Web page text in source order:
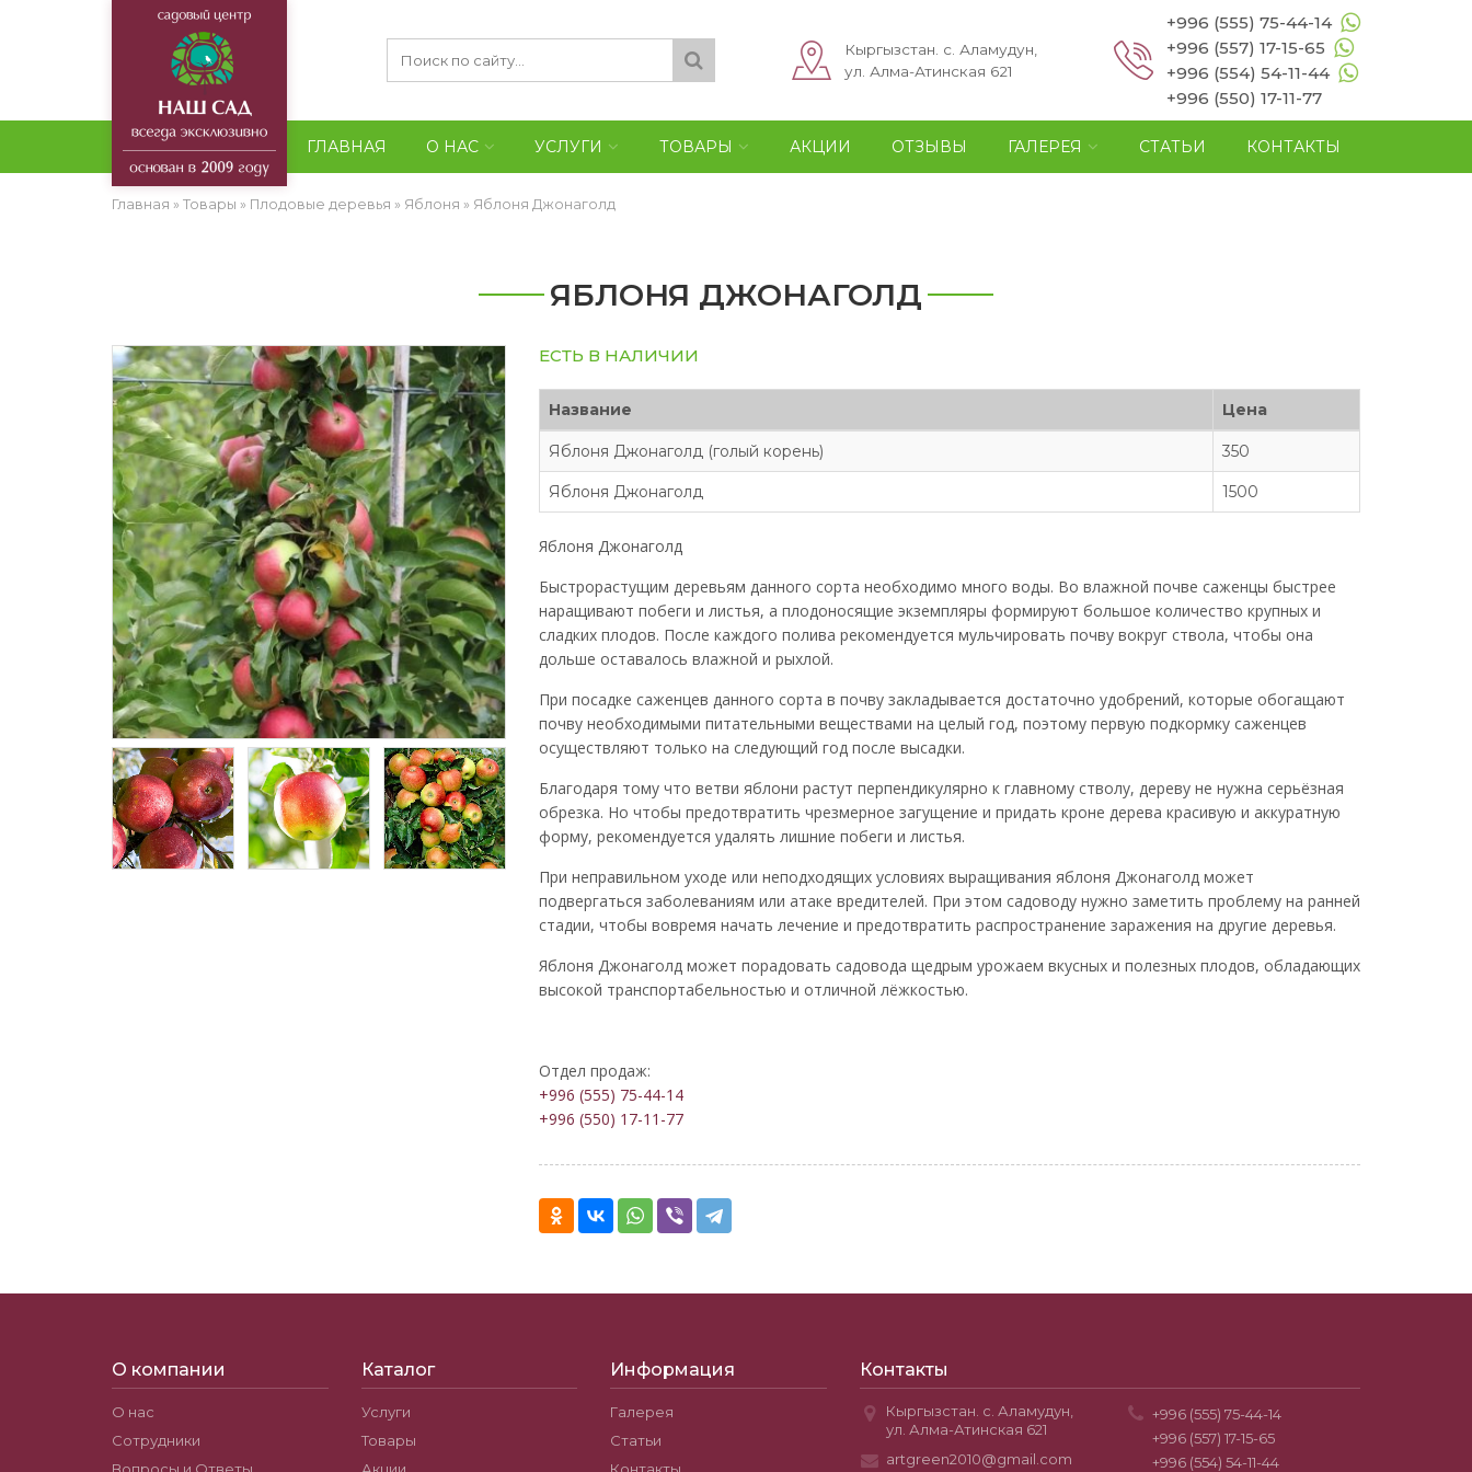
Кыргызстан. с. Аламудун,
ул. Алма-Атинская 621
+996 (555) 75-44-14
+996 (557) 17-15-65
+996 (554) 54-11-44
+996 (550) 17-11-77
ГЛАВНАЯ О НАС УСЛУГИ ТОВАРЫ АКЦИИ ОТЗЫВЫ ГАЛЕРЕЯ СТАТЬИ КОНТАКТЫ
Главная » Товары » Плодовые деревья » Яблоня » Яблоня Джонаголд
ЯБЛОНЯ ДЖОНАГОЛД
ЕСТЬ В НАЛИЧИИ
Название Цена
Яблоня Джонаголд (голый корень) 350
Яблоня Джонаголд 1500
Яблоня Джонаголд
Быстрорастущим деревьям данного сорта необходимо много воды. Во влажной почве саженцы быстрее
наращивают побеги и листья, а плодоносящие экземпляры формируют большое количество крупных и
сладких плодов. После каждого полива рекомендуется мульчировать почву вокруг ствола, чтобы она
дольше оставалось влажной и рыхлой.
При посадке саженцев данного сорта в почву закладывается достаточно удобрений, которые обогащают
почву необходимыми питательными веществами на целый год, поэтому первую подкормку саженцев
осуществляют только на следующий год после высадки.
Благодаря тому что ветви яблони растут перпендикулярно к главному стволу, дереву не нужна серьёзная
обрезка. Но чтобы предотвратить чрезмерное загущение и придать кроне дерева красивую и аккуратную
форму, рекомендуется удалять лишние побеги и листья.
При неправильном уходе или неподходящих условиях выращивания яблоня Джонаголд может
подвергаться заболеваниям или атаке вредителей. При этом садоводу нужно заметить проблему на ранней
стадии, чтобы вовремя начать лечение и предотвратить распространение заражения на другие деревья.
Яблоня Джонаголд может порадовать садовода щедрым урожаем вкусных и полезных плодов, обладающих
высокой транспортабельностью и отличной лёжкостью.
Отдел продаж:
+996 (555) 75-44-14
+996 (550) 17-11-77
О компании
О нас
Сотрудники
Вопросы и Ответы
Каталог
Услуги
Товары
Акции
Информация
Галерея
Статьи
Контакты
Контакты
Кыргызстан. с. Аламудун,
ул. Алма-Атинская 621
artgreen2010@gmail.com
+996 (555) 75-44-14
+996 (557) 17-15-65
+996 (554) 54-11-44